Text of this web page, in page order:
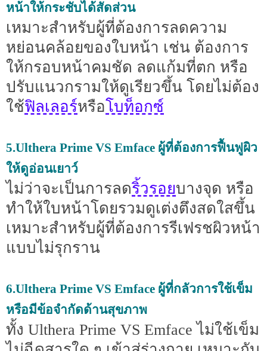
หน้าให้กระชับได้สัดส่วน
เหมาะสำหรับผู้ที่ต้องการลดความ
หย่อนคล้อยของใบหน้า เช่น ต้องการ
ให้กรอบหน้าคมชัด ลดแก้มที่ตก หรือ
ปรับแนวกรามให้ดูเรียวขึ้น โดยไม่ต้อง
ใช้ฟิลเลอร์หรือโบท็อกซ์
5.Ulthera Prime VS Emface ผู้ที่ต้องการฟื้นฟูผิว
ให้ดูอ่อนเยาว์
ไม่ว่าจะเป็นการลดริ้วรอยบางจุด หรือ
ทำให้ใบหน้าโดยรวมดูเต่งตึงสดใสขึ้น
เหมาะสำหรับผู้ที่ต้องการรีเฟรชผิวหน้า
แบบไม่รุกราน
6.Ulthera Prime VS Emface ผู้ที่กลัวการใช้เข็ม
หรือมีข้อจำกัดด้านสุขภาพ
ทั้ง Ulthera Prime VS Emface ไม่ใช้เข็ม